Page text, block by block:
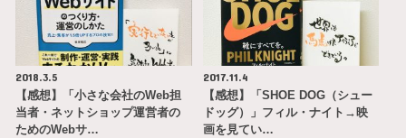
2018.3.5
【感想】「小さな会社のWeb担
当者・ネットショップ運営者の
ためのWebサ…
2017.11.4
【感想】「SHOE DOG（シュー
ドッグ）」フィル・ナイト→映
画を見てい…